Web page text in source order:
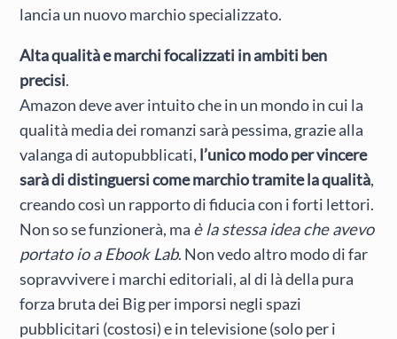
lancia un nuovo marchio specializzato.
Alta qualità e marchi focalizzati in ambiti ben
precisi.
Amazon deve aver intuito che in un mondo in cui la
qualità media dei romanzi sarà pessima, grazie alla
valanga di autopubblicati, l’unico modo per vincere
sarà di distinguersi come marchio tramite la qualità,
creando così un rapporto di fiducia con i forti lettori.
Non so se funzionerà, ma è la stessa idea che avevo
portato io a Ebook Lab. Non vedo altro modo di far
sopravvivere i marchi editoriali, al di là della pura
forza bruta dei Big per imporsi negli spazi
pubblicitari (costosi) e in televisione (solo per i